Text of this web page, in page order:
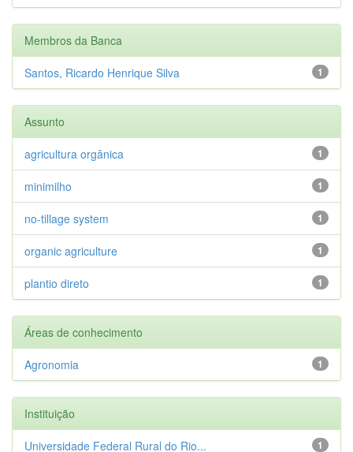
Membros da Banca
1
Santos, Ricardo Henrique Silva
Assunto
1
agricultura orgânica
1
minimilho
1
no-tillage system
1
organic agriculture
1
plantio direto
Áreas de conhecimento
1
Agronomia
Instituição
1
Universidade Federal Rural do Rio...